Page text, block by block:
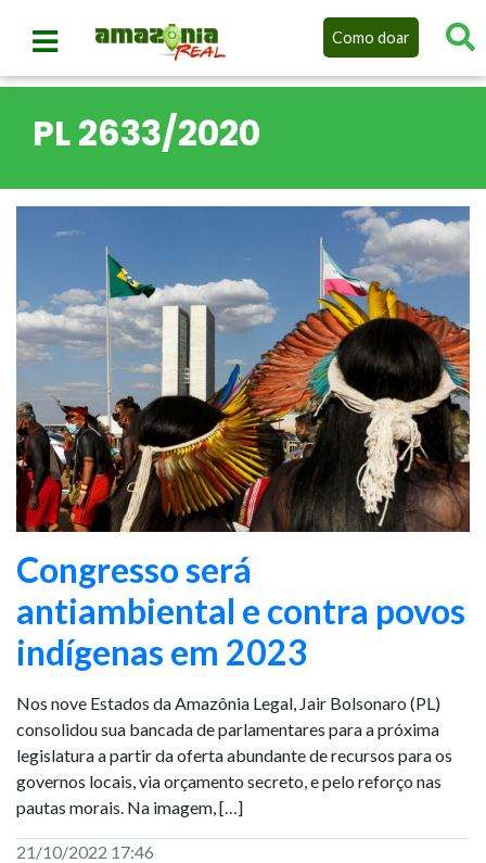
Como doar
PL 2633/2020
Congresso será
antiambiental e contra povos
indígenas em 2023
Nos nove Estados da Amazônia Legal, Jair Bolsonaro (PL)
consolidou sua bancada de parlamentares para a próxima
legislatura a partir da oferta abundante de recursos para os
governos locais, via orçamento secreto, e pelo reforço nas
pautas morais. Na imagem, […]
21/10/2022 17:46